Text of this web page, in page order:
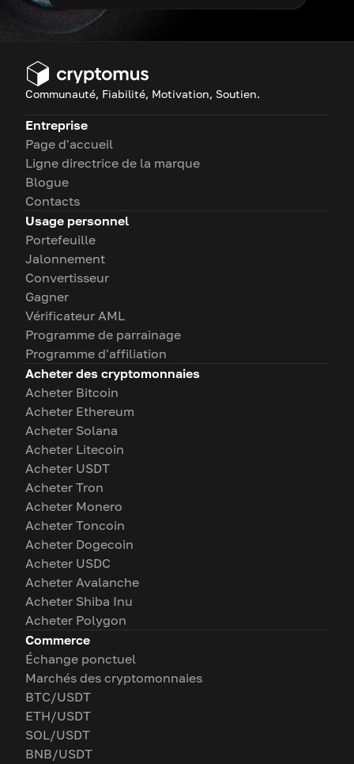
Communauté, Fiabilité, Motivation, Soutien.
Entreprise
Page d'accueil
Ligne directrice de la marque
Blogue
Contacts
Usage personnel
Portefeuille
Jalonnement
Convertisseur
Gagner
Vérificateur AML
Programme de parrainage
Programme d'affiliation
Acheter des cryptomonnaies
Acheter Bitcoin
Acheter Ethereum
Acheter Solana
Acheter Litecoin
Acheter USDT
Acheter Tron
Acheter Monero
Acheter Toncoin
Acheter Dogecoin
Acheter USDC
Acheter Avalanche
Acheter Shiba Inu
Acheter Polygon
Commerce
Échange ponctuel
Marchés des cryptomonnaies
BTC/USDT
ETH/USDT
SOL/USDT
BNB/USDT